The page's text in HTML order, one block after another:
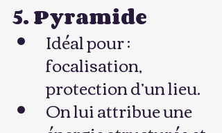
5. Pyramide
Idéal pour :
focalisation,
protection d’un lieu.
On lui attribue une